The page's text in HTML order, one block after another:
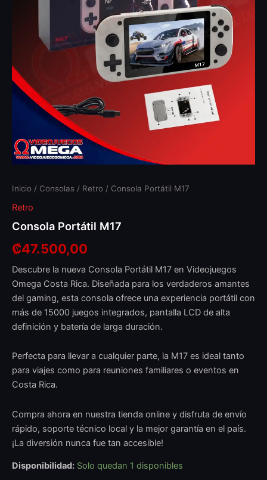
Inicio / Consolas / Retro / Consola Portátil M17
Retro
Consola Portátil M17
₡47.500,00
Descubre la nueva Consola Portátil M17 en Videojuegos
Omega Costa Rica. Diseñada para los verdaderos amantes
del gaming, esta consola ofrece una experiencia portátil con
más de 15000 juegos integrados, pantalla LCD de alta
definición y batería de larga duración.
Perfecta para llevar a cualquier parte, la M17 es ideal tanto
para viajes como para reuniones familiares o eventos en
Costa Rica.
Compra ahora en nuestra tienda online y disfruta de envío
rápido, soporte técnico local y la mejor garantía en el país.
¡La diversión nunca fue tan accesible!
Disponibilidad: Solo quedan 1 disponibles